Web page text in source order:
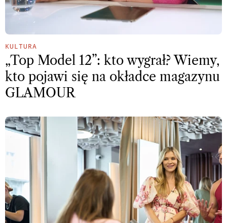
KULTURA
„Top Model 12”: kto wygrał? Wiemy,
kto pojawi się na okładce magazynu
GLAMOUR